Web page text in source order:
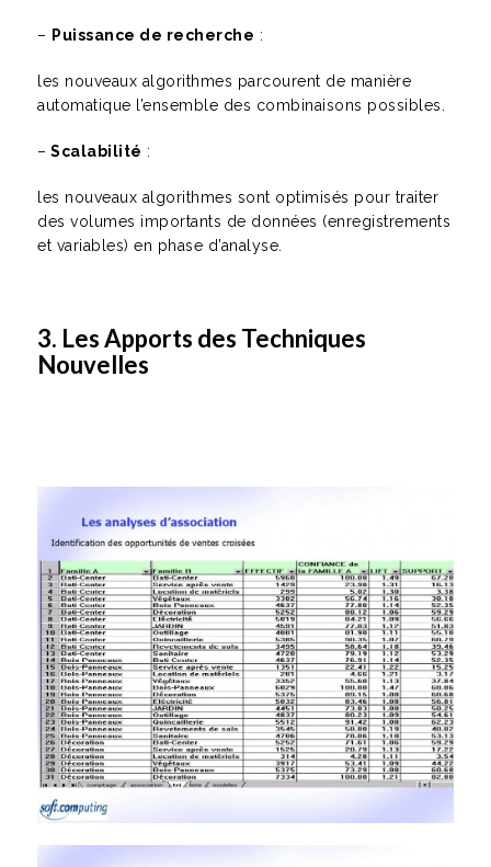
– Puissance de recherche :
les nouveaux algorithmes parcourent de manière
automatique l’ensemble des combinaisons possibles.
– Scalabilité :
les nouveaux algorithmes sont optimisés pour traiter
des volumes importants de données (enregistrements
et variables) en phase d’analyse.
3. Les Apports des Techniques
Nouvelles